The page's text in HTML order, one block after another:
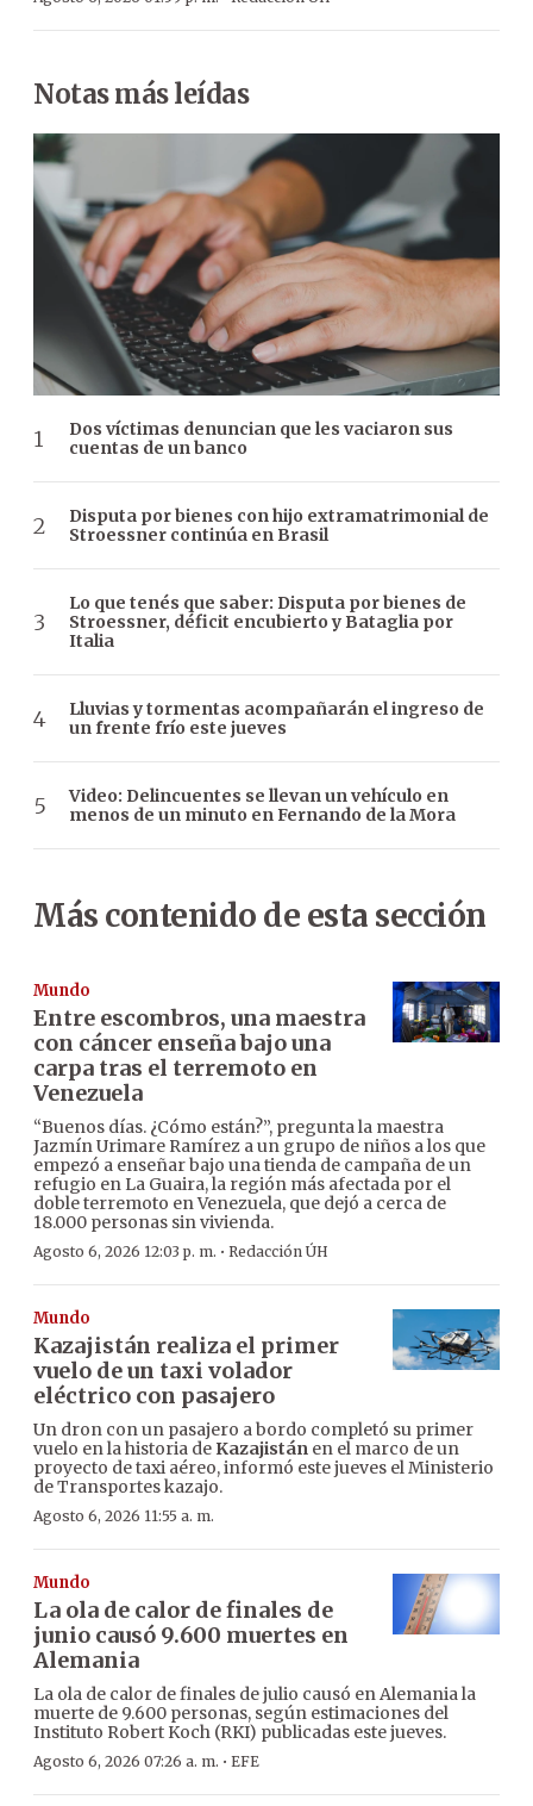
Notas más leídas
Dos víctimas denuncian que les vaciaron sus
cuentas de un banco
Disputa por bienes con hijo extramatrimonial de
Stroessner continúa en Brasil
Lo que tenés que saber: Disputa por bienes de
Stroessner, déficit encubierto y Bataglia por
Italia
Lluvias y tormentas acompañarán el ingreso de
un frente frío este jueves
Video: Delincuentes se llevan un vehículo en
menos de un minuto en Fernando de la Mora
Más contenido de esta sección
Mundo
Entre escombros, una maestra
con cáncer enseña bajo una
carpa tras el terremoto en
Venezuela
“Buenos días. ¿Cómo están?”, pregunta la maestra
Jazmín Urimare Ramírez a un grupo de niños a los que
empezó a enseñar bajo una tienda de campaña de un
refugio en La Guaira, la región más afectada por el
doble terremoto en Venezuela, que dejó a cerca de
18.000 personas sin vivienda.
Agosto 6, 2026 12:03 p. m. · Redacción ÚH
Mundo
Kazajistán realiza el primer
vuelo de un taxi volador
eléctrico con pasajero
Un dron con un pasajero a bordo completó su primer
vuelo en la historia de Kazajistán en el marco de un
proyecto de taxi aéreo, informó este jueves el Ministerio
de Transportes kazajo.
Agosto 6, 2026 11:55 a. m.
Mundo
La ola de calor de finales de
junio causó 9.600 muertes en
Alemania
La ola de calor de finales de julio causó en Alemania la
muerte de 9.600 personas, según estimaciones del
Instituto Robert Koch (RKI) publicadas este jueves.
Agosto 6, 2026 07:26 a. m. · EFE